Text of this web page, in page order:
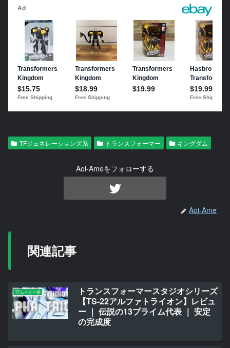
TFジェネレーションズ系 トランスフォーマー キングダム
Aoi-Ameをフォローする
Aoi-Ame
関連記事
TFムービー系
トランスフォーマースタジオシリーズ
【TS-22アルファトライオン】レビュ
ー ｜ 伝説の13プライム代表 ｜ 安定
の完成度